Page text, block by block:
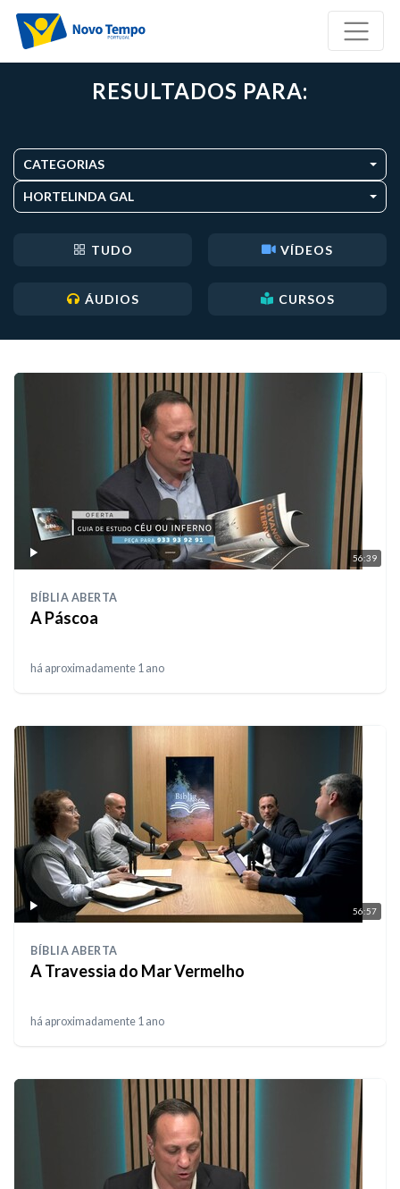
RESULTADOS PARA:
CATEGORIAS
HORTELINDA GAL
TUDO VÍDEOS
ÁUDIOS CURSOS
56:39
BÍBLIA ABERTA
A Páscoa
há aproximadamente 1 ano
56:57
BÍBLIA ABERTA
A Travessia do Mar Vermelho
há aproximadamente 1 ano